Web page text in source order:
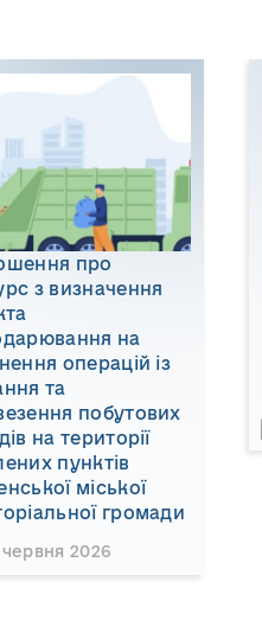
про
з визначення
на
операцій із
та
побутових
на території
пунктів
міської
громади
2026